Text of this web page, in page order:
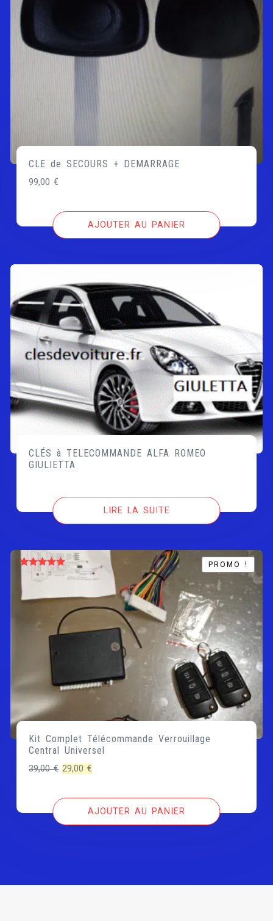
CLE de SECOURS + DEMARRAGE
99,00€
AJOUTER AU PANIER
CLÉS à TELECOMMANDE ALFA ROMEO
GIULIETTA
LIRE LA SUITE
Note 5.00
PROMO !
PROMO !
Kit Complet Télécommande Verrouillage
Central Universel
39,00€ Le
initial
29,00€
actuel
est :
AJOUTER AU PANIER